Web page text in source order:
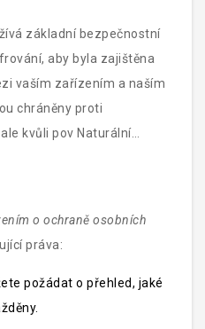
základní bezpečnostní
aby byla zajištěna
vaším zařízením a naším
chráněny proti
kvůli pov Naturální
100% bezpečnost.
v databázi, takže
o ochraně osobních
práva:
požádat o přehled, jaké